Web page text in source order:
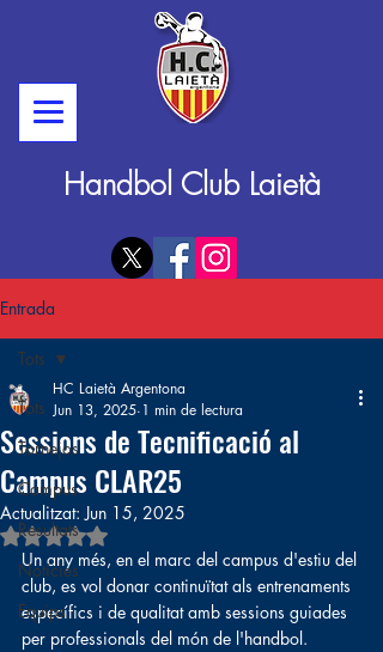
Handbol Club Laietà
Entrada
Tots
Tornejos
Campus
Resultats
Notícies
Equips
Tots
Sessions de Tecnificació al
Campus CLAR25
HC Laietà Argentona
Jun 13, 2025 1 min de lectura
Actualitzat:Jun 15, 2025
Puntuat amb NaN de 5 estrelles.
Un any més, en el marc del campus d'estiu del
club, es vol donar continuïtat als entrenaments
específics i de qualitat amb sessions guiades
per professionals del món de l'handbol.